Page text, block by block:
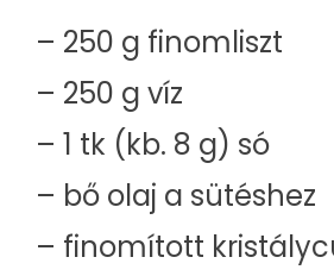
– 250 g finomliszt
– 250 g víz
– 1 tk (kb. 8 g) só
– bő olaj a sütéshez
– finomított